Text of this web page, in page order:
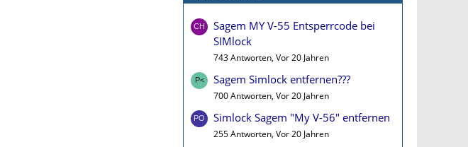
Sagem MY V-55 Entsperrcode bei
SIMlock
743 Antworten, Vor 20 Jahren
Sagem Simlock entfernen???
700 Antworten, Vor 20 Jahren
Simlock Sagem "My V-56" entfernen
255 Antworten, Vor 20 Jahren